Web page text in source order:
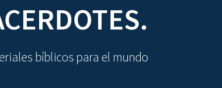
bíblicos para el mundo